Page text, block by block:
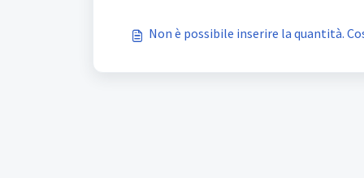
Non è possibile inserire la quantità.